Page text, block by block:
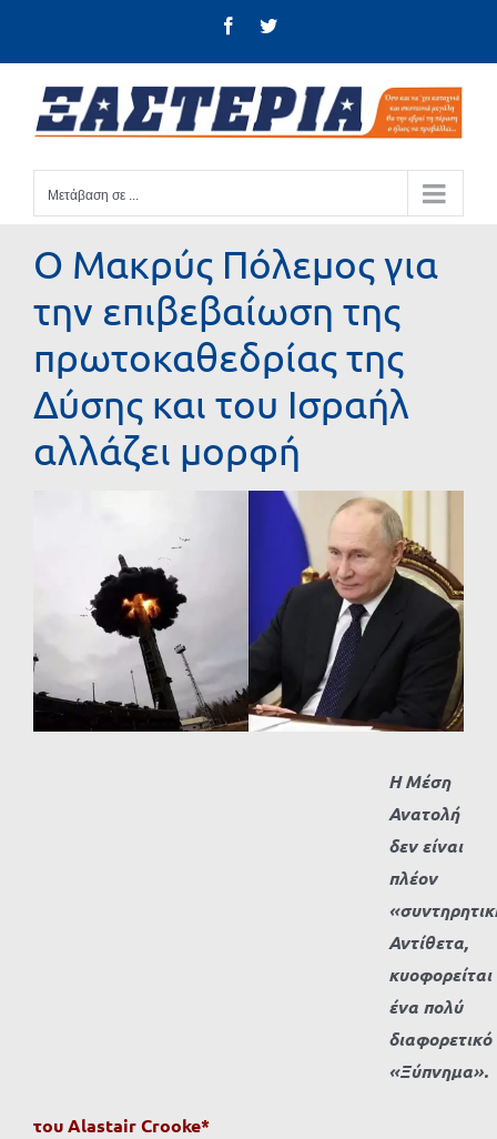
FacebookTwitter
Μετάβαση σε ...
Ο Μακρύς Πόλεμος για
την επιβεβαίωση της
πρωτοκαθεδρίας της
Δύσης και του Ισραήλ
αλλάζει μορφή
Η Μέση
Ανατολή
δεν είναι
πλέον
Αντίθετα,
κυοφορείται
ένα πολύ
διαφορετικό
«Ξύπνημα».
τουAlastairCrooke*